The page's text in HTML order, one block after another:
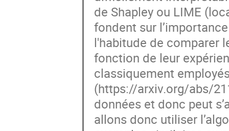
de Shapley ou LIME
fondent sur
l'habitude de comparer
fonction de leur
classiquement
(https://arxiv.org/abs/
données et donc peut
allons donc utiliser